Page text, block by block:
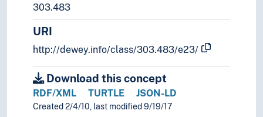
303.483
URI
http://dewey.info/class/303.483/e23/
Download this concept
RDF/XML TURTLE JSON-LD
Created 2/4/10, last modified 9/19/17